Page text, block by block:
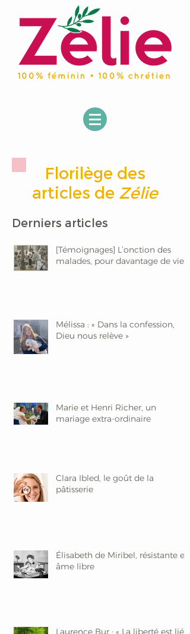
Florilège des
articles de Zélie
Derniers articles
[Témoignages] L’onction des
malades, pour davantage de vie
Mélissa : « Dans la confession,
Dieu nous relève »
Marie et Henri Richer, un
mariage extra-ordinaire
Clara Ibled, le goût de la
pâtisserie
Élisabeth de Miribel, résistante et
âme libre
Laurence Bur : « La liberté est liée